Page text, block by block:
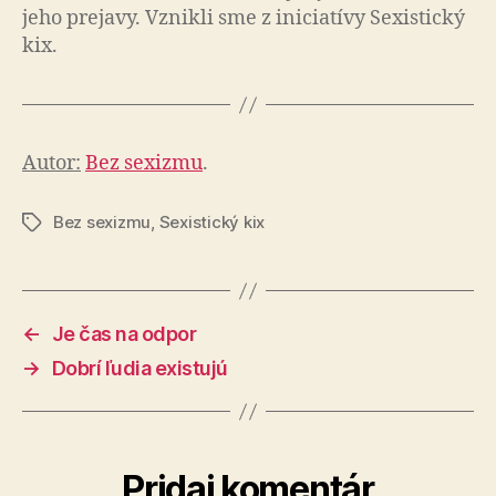
jeho prejavy. Vznikli sme z ini­cia­tí­vy Sexistický
kix.
Autor: Bez sexizmu.
ZnačkyBez sexizmu, Sexistický kix
←
Je čas na odpor
→
Dobrí ľudia existujú